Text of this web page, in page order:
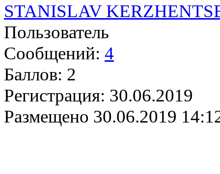
STANISLAV
Пользователь
Сообщений: 4
Баллов: 2
Регистрация: 30.06.2019
Размещено 30.06.2019